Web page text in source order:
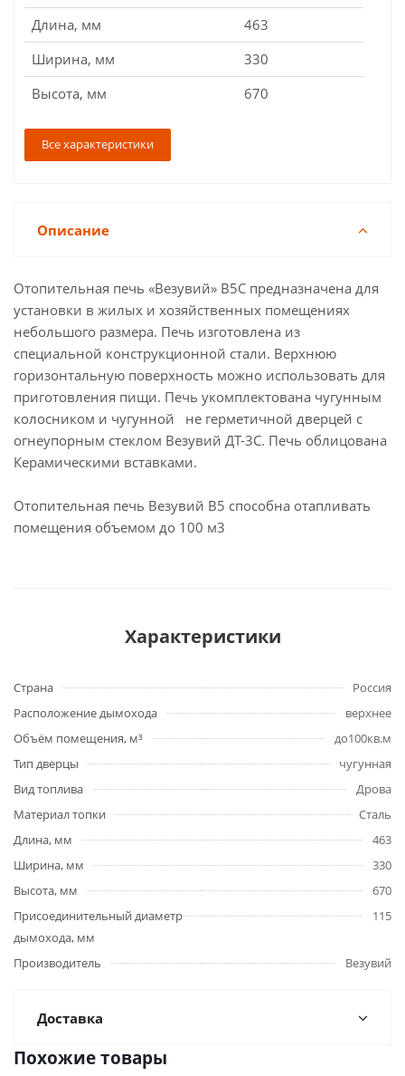
Длина, мм
463
Ширина, мм
330
Высота, мм
670
Все характеристики
Описание
Отопительная печь «Везувий» В5С предназначена для
установки в жилых и хозяйственных помещениях
небольшого размера. Печь изготовлена из
специальной конструкционной стали. Верхнюю
горизонтальную поверхность можно использовать для
приготовления пищи. Печь укомплектована чугунным
колосником и чугунной не герметичной дверцей с
огнеупорным стеклом Везувий ДТ-3С. Печь облицована
Керамическими вставками.
Отопительная печь Везувий В5 способна отапливать
помещения объемом до 100 м3
Характеристики
Страна
Россия
Расположение дымохода
верхнее
Объём помещения, м³
до100кв.м
Тип дверцы
чугунная
Вид топлива
Дрова
Материал топки
Сталь
Длина, мм
463
Ширина, мм
330
Высота, мм
670
Присоединительный диаметр
дымохода, мм
115
Производитель Везувий
Доставка
Похожие товары